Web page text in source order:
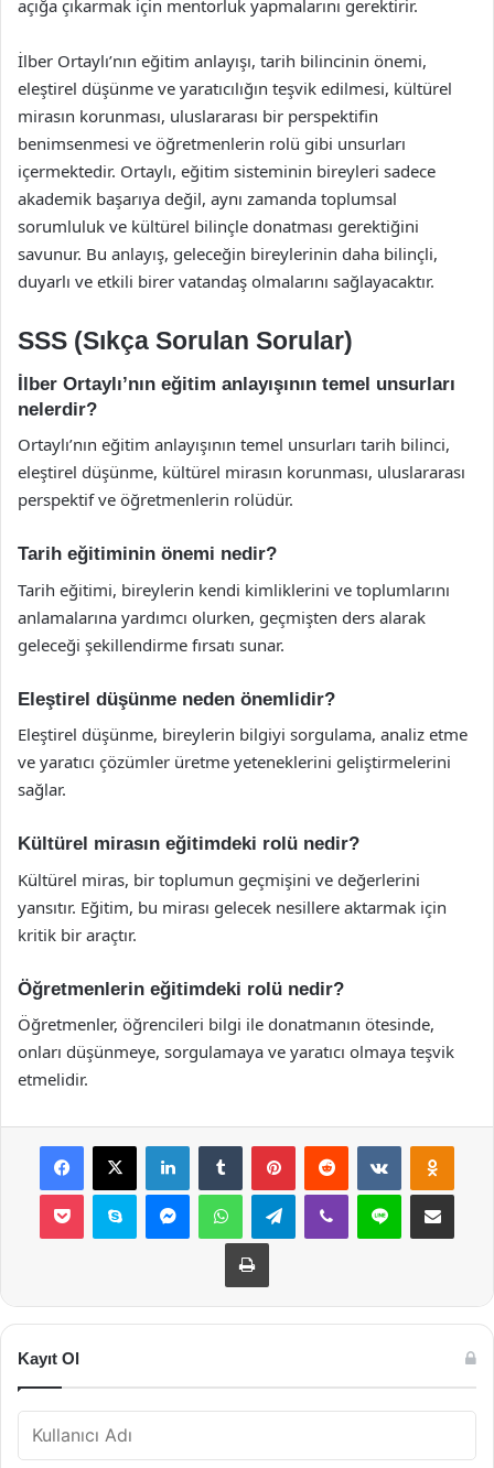
açığa çıkarmak için mentorluk yapmalarını gerektirir.
İlber Ortaylı’nın eğitim anlayışı, tarih bilincinin önemi,
eleştirel düşünme ve yaratıcılığın teşvik edilmesi, kültürel
mirasın korunması, uluslararası bir perspektifin
benimsenmesi ve öğretmenlerin rolü gibi unsurları
içermektedir. Ortaylı, eğitim sisteminin bireyleri sadece
akademik başarıya değil, aynı zamanda toplumsal
sorumluluk ve kültürel bilinçle donatması gerektiğini
savunur. Bu anlayış, geleceğin bireylerinin daha bilinçli,
duyarlı ve etkili birer vatandaş olmalarını sağlayacaktır.
SSS (Sıkça Sorulan Sorular)
İlber Ortaylı’nın eğitim anlayışının temel unsurları
nelerdir?
Ortaylı’nın eğitim anlayışının temel unsurları tarih bilinci,
eleştirel düşünme, kültürel mirasın korunması, uluslararası
perspektif ve öğretmenlerin rolüdür.
Tarih eğitiminin önemi nedir?
Tarih eğitimi, bireylerin kendi kimliklerini ve toplumlarını
anlamalarına yardımcı olurken, geçmişten ders alarak
geleceği şekillendirme fırsatı sunar.
Eleştirel düşünme neden önemlidir?
Eleştirel düşünme, bireylerin bilgiyi sorgulama, analiz etme
ve yaratıcı çözümler üretme yeteneklerini geliştirmelerini
sağlar.
Kültürel mirasın eğitimdeki rolü nedir?
Kültürel miras, bir toplumun geçmişini ve değerlerini
yansıtır. Eğitim, bu mirası gelecek nesillere aktarmak için
kritik bir araçtır.
Öğretmenlerin eğitimdeki rolü nedir?
Öğretmenler, öğrencileri bilgi ile donatmanın ötesinde,
onları düşünmeye, sorgulamaya ve yaratıcı olmaya teşvik
etmelidir.
Facebook
X LinkedInTumblr PinterestReddit VKontakte
Pocket Skype MessengerWhatsAppTelegramViber Line E-Posta ile
Yazdır
Kayıt Ol